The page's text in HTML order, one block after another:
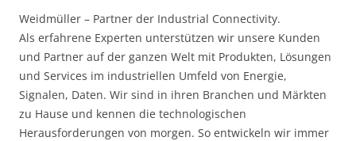
Weidmüller – Partner der Industrial Connectivity.
Als erfahrene Experten unterstützen wir unsere Kunden
und Partner auf der ganzen Welt mit Produkten, Lösungen
und Services im industriellen Umfeld von Energie,
Signalen, Daten. Wir sind in ihren Branchen und Märkten
zu Hause und kennen die technologischen
Herausforderungen von morgen. So entwickeln wir immer